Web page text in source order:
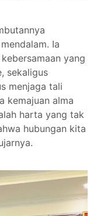
Ia
yang
sekaligus
menjaga tali
kemajuan alma
harta yang tak
hubungan kita